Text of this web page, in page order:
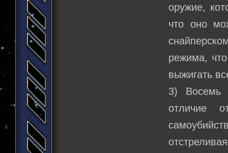
оружие,
что оно
режима,
выжигать
3) Восемь
отличие